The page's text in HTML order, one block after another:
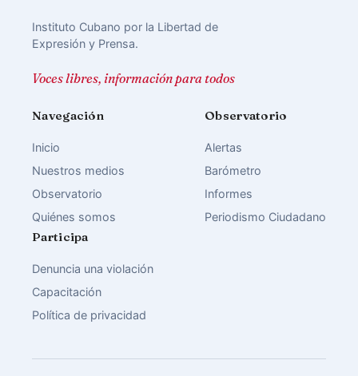
Instituto Cubano por la Libertad de
Expresión y Prensa.
Voces libres, información para todos
Navegación
Inicio
Nuestros medios
Observatorio
Quiénes somos
Observatorio
Alertas
Barómetro
Informes
Periodismo Ciudadano
Participa
Denuncia una violación
Capacitación
Política de privacidad